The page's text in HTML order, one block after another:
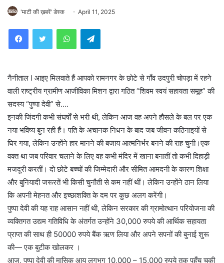
'माटी की ख़बरें' डेस्क April 11, 2025
WhatsAppTelegram
नैनीताल l आइए मिलवाते हैं आपको रामनगर के छोटे से गाँव उदपुरी चोपड़ा में रहने
वाली राष्ट्रीय ग्रामीण आजीविका मिशन द्वारा गठित “शिवम स्वयं सहायता समूह” की
सदस्य “पुष्पा देवी” से….
इनकी जिंदगी कभी संघर्षों से भरी थी, लेकिन आज वह अपने हौसले के बल पर एक
नया भविष्य बुन रही हैं। पति के अचानक निधन के बाद जब जीवन कठिनाइयों से
घिर गया, लेकिन उन्होंने हार मानने की बजाय आत्मनिर्भर बनने की राह चुनी।एक
वक्त था जब परिवार चलाने के लिए वह कभी मंदिर में खाना बनातीं तो कभी दिहाड़ी
मजदूरी करतीं। दो छोटे बच्चों की जिम्मेदारी और सीमित आमदनी के कारण शिक्षा
और बुनियादी जरूरतें भी किसी चुनौती से कम नहीं थीं। लेकिन उन्होंने ठान लिया
कि अपनी मेहनत और इच्छाशक्ति के दम पर कुछ अलग करेंगी।
पुष्पा देवी की यह राह आसान नहीं थी, लेकिन सरकार की ग्रामोत्थान परियोजना की
व्यक्तिगत उद्यम गतिविधि के अंतर्गत उन्होंने 30,000 रुपये की आर्थिक सहायता
प्राप्त की साथ ही 50000 रुपये बैंक ऋण लिया और अपने सपनों की बुनाई शुरू
की— एक बुटीक खोलकर ।
आज, पुष्पा देवी की मासिक आय लगभग 10,000 – 15,000 रुपये तक पहुँच चुकी